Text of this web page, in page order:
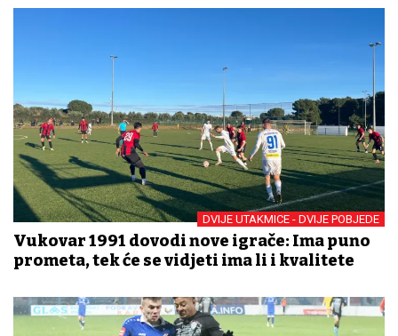
DVIJE UTAKMICE - DVIJE POBJEDE
Vukovar 1991 dovodi nove igrače: Ima puno
prometa, tek će se vidjeti ima li i kvalitete